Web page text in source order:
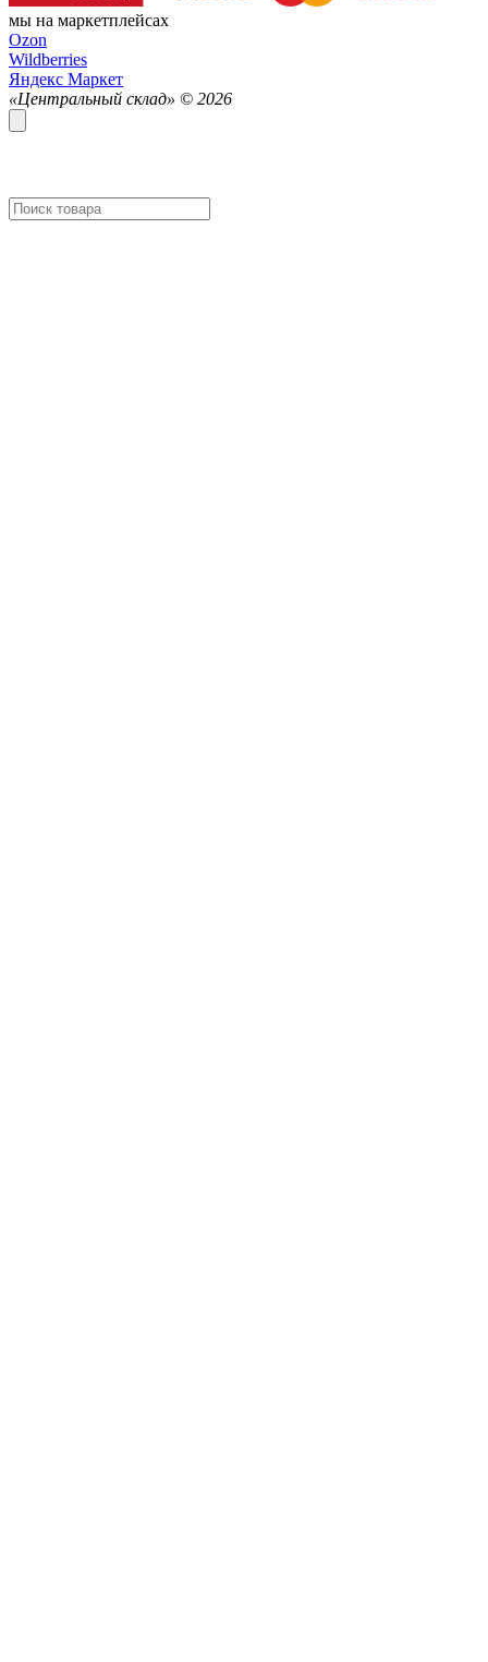
мы на маркетплейсах
Ozon
Wildberries
Яндекс Маркет
«Центральный склад» © 2026